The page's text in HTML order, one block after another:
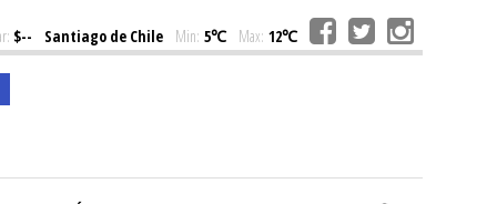
$-- Santiago de Chile Min: 5℃ Max: 12℃